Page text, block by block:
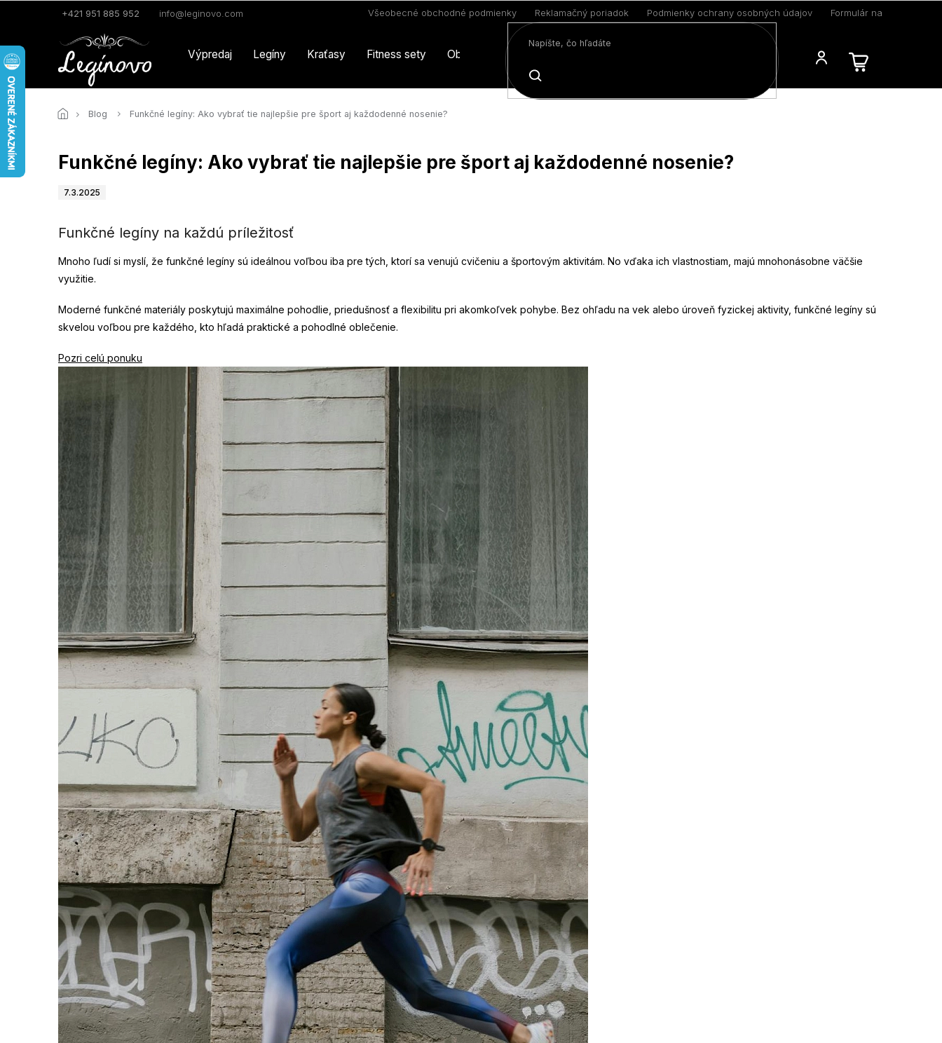
+421 951 885 952 info@leginovo.com Všeobecné obchodné podmienky Reklamačný poriadok Podmienky ochrany osobných údajov Formulár na odstúpenie
HĽADAŤ
Výpredaj Legíny Kraťasy Fitness sety Oblečenie
Blog Funkčné legíny: Ako vybrať tie najlepšie pre šport aj každodenné nosenie?
Funkčné legíny: Ako vybrať tie najlepšie pre šport aj každodenné nosenie?
7.3.2025
Funkčné legíny na každú príležitosť
Mnoho ľudí si myslí, že funkčné legíny sú ideálnou voľbou iba pre tých, ktorí sa venujú cvičeniu a športovým aktivitám. No vďaka ich vlastnostiam, majú mnohonásobne väčšie
využitie.
Moderné funkčné materiály poskytujú maximálne pohodlie, priedušnosť a flexibilitu pri akomkoľvek pohybe. Bez ohľadu na vek alebo úroveň fyzickej aktivity, funkčné legíny sú
skvelou voľbou pre každého, kto hľadá praktické a pohodlné oblečenie.
Pozri celú ponuku